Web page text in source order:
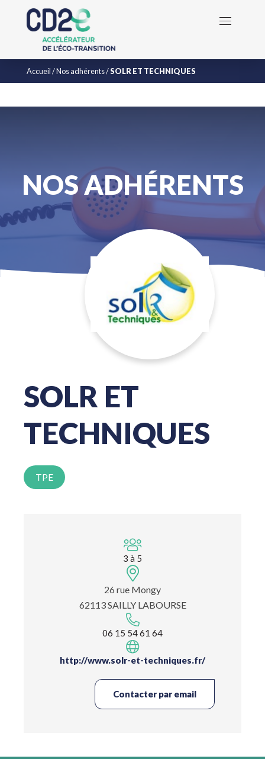
Accueil/Nos adhérents/SOLR ET TECHNIQUES
NOS ADHÉRENTS
SOLR ET
TECHNIQUES
TPE
3 à 5
26 rue Mongy
62113 SAILLY LABOURSE
06 15 54 61 64
http://www.solr-et-techniques.fr/
Contacter par email